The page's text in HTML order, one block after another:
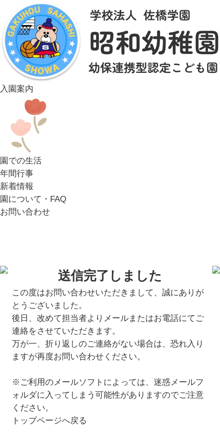
入園案内
園での生活
年間行事
新着情報
園について・FAQ
お問い合わせ
送信完了しました
この度はお問い合わせいただきまして、誠にありが
とうございました。
後日、改めて担当者よりメールまたはお電話にてご
連絡をさせていただきます。
万が一、折り返しのご連絡がない場合は、恐れ入り
ますが再度お問い合わせください。
※ご利用のメールソフトによっては、迷惑メールフ
ォルダに入ってしまう可能性がありますのでご注意
ください。
トップページへ戻る